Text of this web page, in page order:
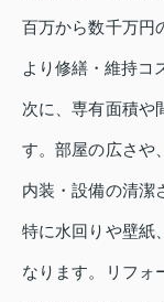
百万から数千万円
より修繕・維持コ
次に、専有面積や
す。部屋の広さや
内装・設備の清潔
特に水回りや壁紙
なります。リフォ